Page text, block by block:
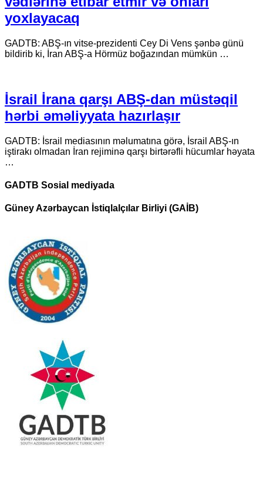
yoxlayacaq
GADTB: ABŞ-ın vitse-prezidenti Cey Di Vens şənbə günü
bildirib ki, İran ABŞ-a Hörmüz boğazından mümkün …
İsrail İrana qarşı ABŞ-dan müstəqil
hərbi əməliyyata hazırlaşır
GADTB: İsrail mediasının məlumatına görə, İsrail ABŞ-ın
iştirakı olmadan İran rejiminə qarşı birtərəfli hücumlar həyata
…
GADTB Sosial mediyada
Güney Azərbaycan İstiqlalçılar Birliyi (GAİB)